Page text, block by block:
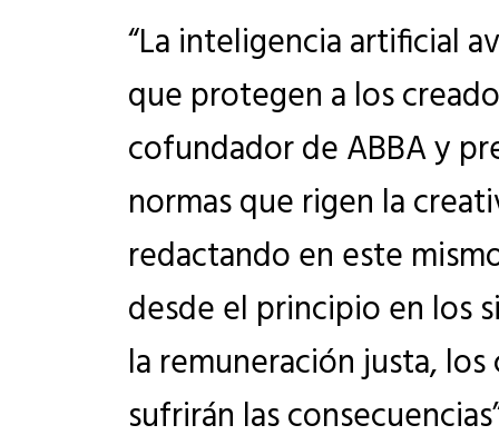
“La inteligencia artificial
que protegen a los
cofundador de ABBA y
normas que rigen la
redactando en este
desde el principio en los
la remuneración justa,
sufrirán las